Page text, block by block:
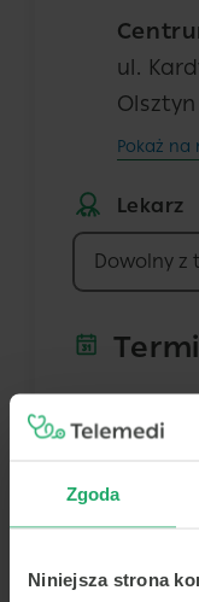
Zgoda
Niniejsza strona
ul.
Olsztyn
Pokaż na
Lekarz
Dowolny z
Dziś
9 sierpnia
-
-